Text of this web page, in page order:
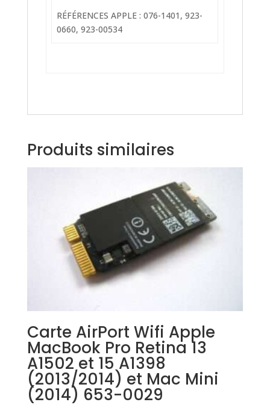
RÉFÉRENCES APPLE : 076-1401, 923-
0660, 923-00534
Produits similaires
Carte AirPort Wifi Apple
MacBook Pro Retina 13
A1502 et 15 A1398
(2013/2014) et Mac Mini
(2014) 653-0029